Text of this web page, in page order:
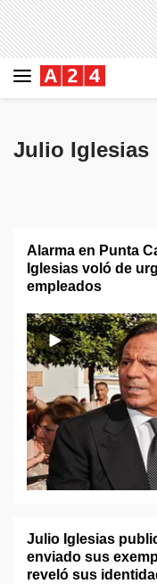
Julio Iglesias
Alarma en Punta
Iglesias voló de
empleados
Julio Iglesias
enviado sus
reveló sus